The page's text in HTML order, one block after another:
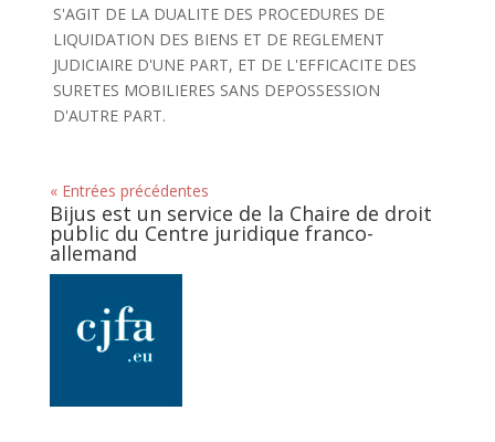
S'AGIT DE LA DUALITE DES PROCEDURES DE
LIQUIDATION DES BIENS ET DE REGLEMENT
JUDICIAIRE D'UNE PART, ET DE L'EFFICACITE DES
SURETES MOBILIERES SANS DEPOSSESSION
D'AUTRE PART.
« Entrées précédentes
Bijus est un service de la Chaire de droit
public du Centre juridique franco-
allemand